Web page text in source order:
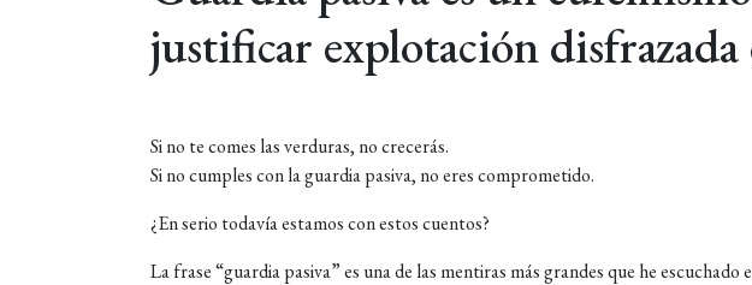
justificar explotación
Si no te comes las verduras, no crecerás.
Si no cumples con la guardia pasiva, no eres comprometido.
¿En serio todavía estamos con estos cuentos?
La frase “guardia pasiva” es una de las mentiras más grandes que he